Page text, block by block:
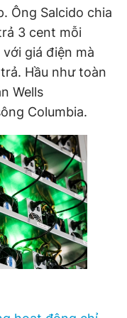
Ông Salcido chia
3 cent mỗi
giá điện mà
Hầu như toàn
Wells
Columbia.